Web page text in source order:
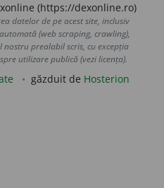
(https://dexonline.ro)
datelor de pe acest site, inclusiv
(web scraping, crawling),
prealabil scris, cu excepția
utilizare publică (vezi licența).
găzduit de Hosterion